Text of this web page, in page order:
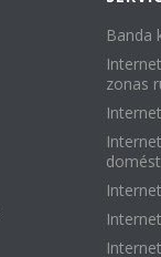
Banda
zonas